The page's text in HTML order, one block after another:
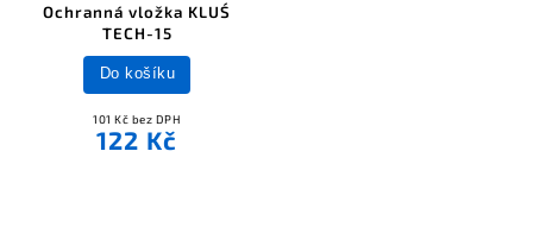
Ochranná vložka KLUŚ
TECH-15
101 Kč bez DPH
122 Kč
Do košíku